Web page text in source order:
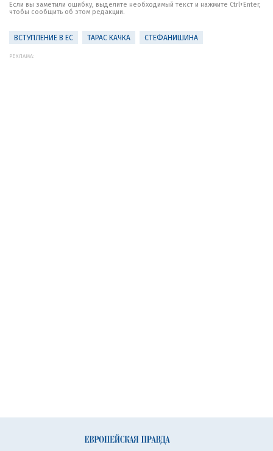
Если вы заметили ошибку, выделите необходимый текст и нажмите Ctrl+Enter,
чтобы сообщить об этом редакции.
ВСТУПЛЕНИЕ В ЕС ТАРАС КАЧКА СТЕФАНИШИНА
РЕКЛАМА: